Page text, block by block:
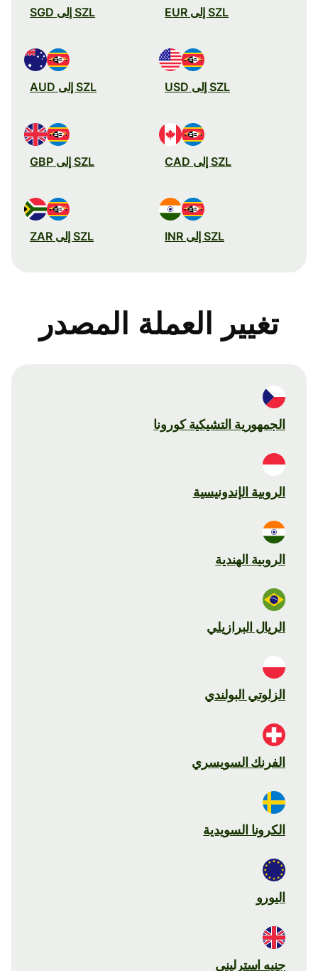
SZL إلى EUR SZL إلى SGD
SZL إلى USD SZL إلى AUD
SZL إلى CAD SZL إلى GBP
SZL إلى INR SZL إلى ZAR
تغيير العملة المصدر
الجمهورية التشيكية كورونا
الروبية الإندونيسية
الروبية الهندية
الريال البرازيلي
الزلوتي البولندي
الفرنك السويسري
الكرونا السويدية
اليورو
جنيه استرليني